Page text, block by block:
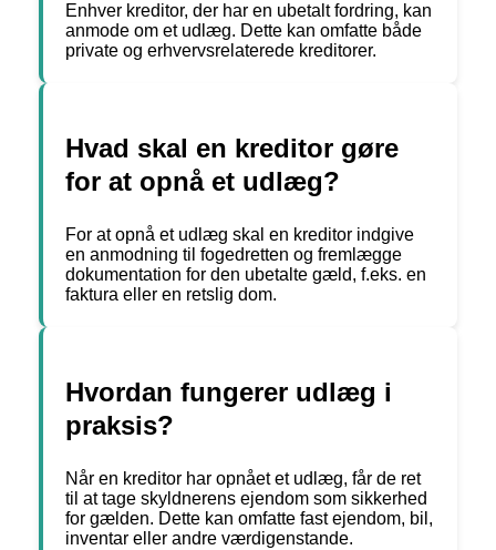
Enhver kreditor, der har en ubetalt fordring, kan
anmode om et udlæg. Dette kan omfatte både
private og erhvervsrelaterede kreditorer.
Hvad skal en kreditor gøre
for at opnå et udlæg?
For at opnå et udlæg skal en kreditor indgive
en anmodning til fogedretten og fremlægge
dokumentation for den ubetalte gæld, f.eks. en
faktura eller en retslig dom.
Hvordan fungerer udlæg i
praksis?
Når en kreditor har opnået et udlæg, får de ret
til at tage skyldnerens ejendom som sikkerhed
for gælden. Dette kan omfatte fast ejendom, bil,
inventar eller andre værdigenstande.